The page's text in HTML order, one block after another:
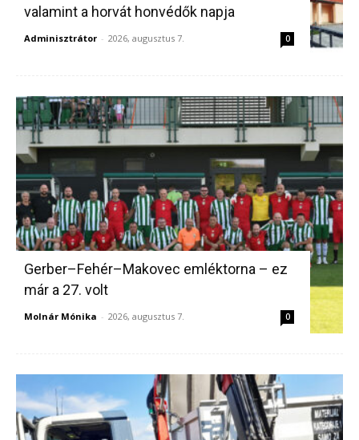
valamint a horvát honvédők napja
Adminisztrátor - 2026, augusztus 7. 0
Gerber–Fehér–Makovec emléktorna – ez
már a 27. volt
Molnár Mónika - 2026, augusztus 7. 0